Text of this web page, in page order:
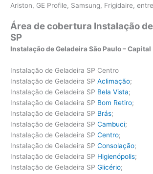
Ariston, GE Profile, Samsung, Frigidaire,
Área de cobertura Instalação
SP
Instalação de Geladeira São Paulo – Capital
Instalação de Geladeira SP Centro
Instalação de Geladeira SPAclimação;
Instalação de Geladeira SP Bela Vista;
Instalação de Geladeira SP Bom Retiro;
Instalação de Geladeira SP Brás;
Instalação de Geladeira SPCambuci;
Instalação de Geladeira SPCentro;
Instalação de Geladeira SPConsolação;
Instalação de Geladeira SP Higienópolis;
Instalação de Geladeira SPGlicério;